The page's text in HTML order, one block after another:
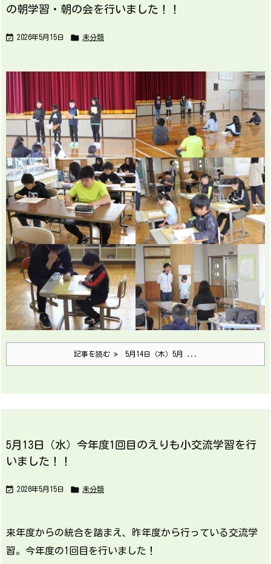
の朝学習・朝の会を行いました！！
 2026年5月15日  未分類
記事を読む 5月14日（木）5月 ...
5月13日（水）今年度1回目のえりも小交流学習を行
いました！！
 2026年5月15日  未分類
来年度からの統合を踏まえ、昨年度から行っている交流学
習。今年度の1回目を行いました！